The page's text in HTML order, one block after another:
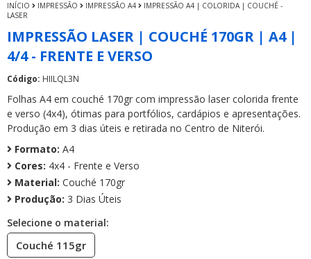
INÍCIO IMPRESSÃO IMPRESSÃO A4
IMPRESSÃO A4 | COLORIDA | COUCHÉ -
LASER
IMPRESSÃO LASER | COUCHÉ 170GR | A4 |
4/4 - FRENTE E VERSO
Código: HIILQL3N
Folhas A4 em couché 170gr com impressão laser colorida frente
e verso (4x4), ótimas para portfólios, cardápios e apresentações.
Produção em 3 dias úteis e retirada no Centro de Niterói.
Formato: A4
Cores: 4x4 - Frente e Verso
Material: Couché 170gr
Produção: 3 Dias Úteis
Selecione o material:
Couché 115gr